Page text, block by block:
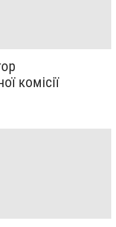
комісії